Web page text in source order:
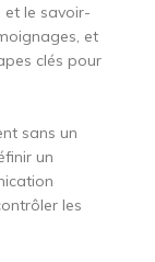
et le savoir-
et
clés pour
sans un
un
les